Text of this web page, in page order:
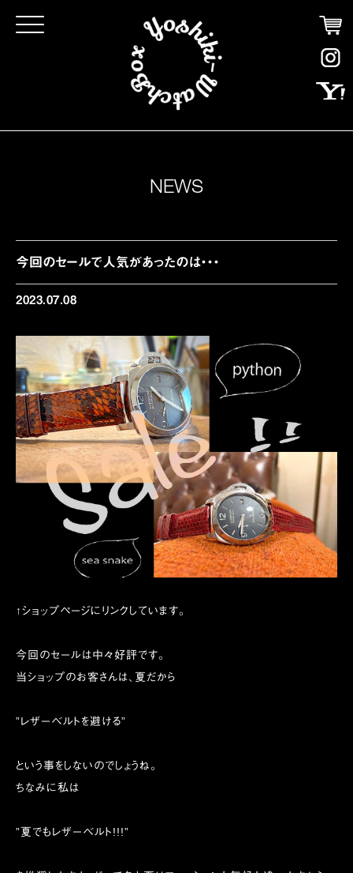
Click
NEWS
今回のセールで人気があったのは・・・
2023.07.08
↑ショップページにリンクしています。
今回のセールは中々好評です。
当ショップのお客さんは、夏だから
”レザーベルトを避ける”
という事をしないのでしょうね。
ちなみに私は
”夏でもレザーベルト!!!”